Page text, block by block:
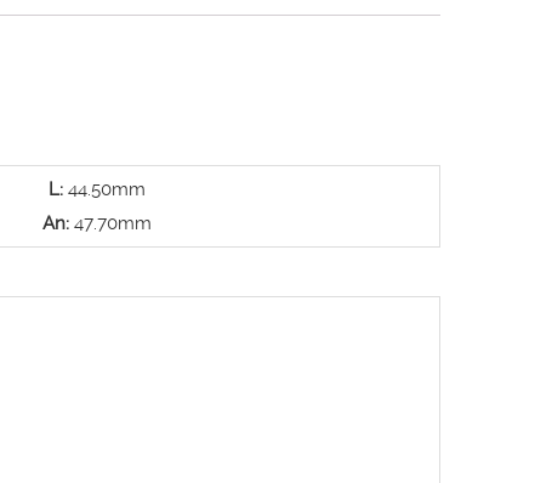
L: 44.50mm
An: 47.70mm